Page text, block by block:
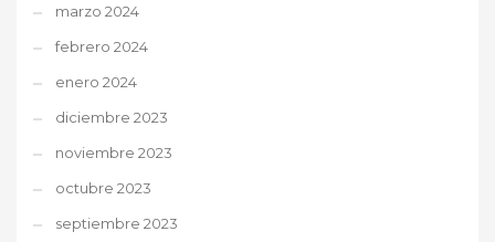
marzo 2024
febrero 2024
enero 2024
diciembre 2023
noviembre 2023
octubre 2023
septiembre 2023